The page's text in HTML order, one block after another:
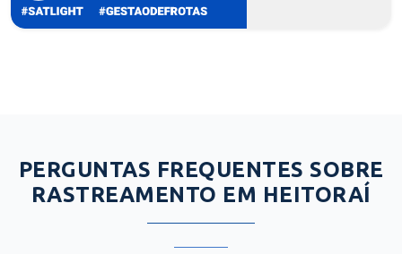
PERGUNTAS FREQUENTES SOBRE
RASTREAMENTO EM HEITORAÍ